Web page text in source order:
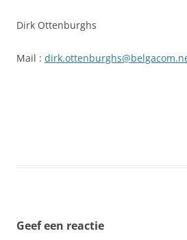
Dirk Ottenburghs
Mail :
Geef een reactie